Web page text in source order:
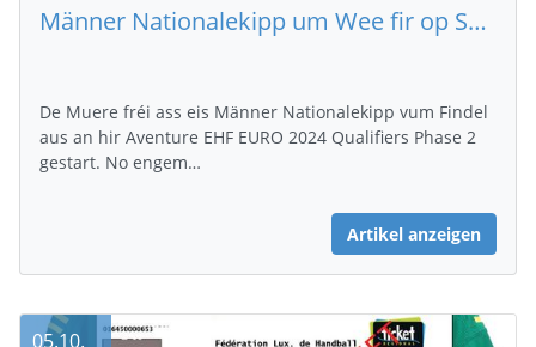
Männer Nationalekipp um Wee fir op Skopje (MKD)
De Muere fréi ass eis Männer Nationalekipp vum Findel
aus an hir Aventure EHF EURO 2024 Qualifiers Phase 2
gestart. No engem…
Artikel anzeigen
05.10.